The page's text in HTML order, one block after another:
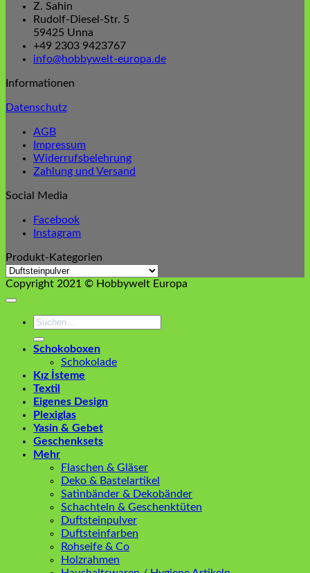
Z. Sahin
Rudolf-Diesel-Str. 5
59425 Unna
+49 2303 9423767
info@hobbywelt-europa.de
Informationen
Datenschutz
AGB
Impressum
Widerrufsbelehrung
Zahlung und Versand
Social Media
Facebook
Instagram
Produkt-Kategorien
Copyright 2021 © Hobbywelt Europa
Suchen
Schokoboxen
Schokolade
Kız İsteme
Textil
Eigenes Design
Plexiglas
Yasin & Gebet
Geschenksets
Mehr
Flaschen & Gläser
Deko & Bastelartikel
Satinbänder & Dekobänder
Schachteln & Geschenktüten
Duftsteinpulver
Duftsteinfarben
Rohseife & Co
Holzrahmen